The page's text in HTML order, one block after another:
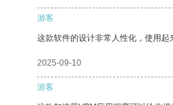
游客
这款软件的设计非常人性化，使用起
2025-09-10
游客